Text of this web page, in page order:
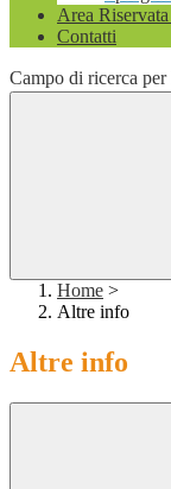
Area
Contatti
Campo di ricerca
Home >
Altre info
Altre info